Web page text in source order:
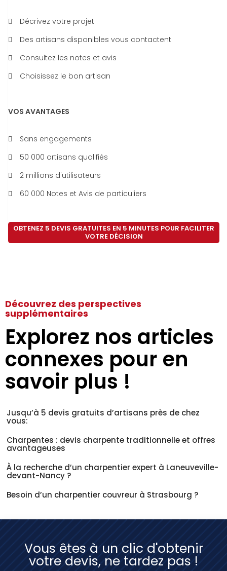
Décrivez votre projet
Des artisans disponibles vous contactent
Consultez les notes et avis
Choisissez le bon artisan
VOS AVANTAGES
Sans engagements
50 000 artisans qualifiés
2 millions d'utilisateurs
60 000 Notes et Avis de particuliers
OBTENEZ 5 DEVIS GRATUITES EN 5 MINUTES POUR FACILITER
VOTRE DÉCISION
Découvrez des perspectives
supplémentaires
Explorez nos articles
connexes pour en
savoir plus !
Jusqu’à 5 devis gratuits d’artisans près de chez
vous:
Charpentes : devis charpente traditionnelle et offres
avantageuses
À la recherche d’un charpentier expert à Laneuveville-
devant-Nancy ?
Besoin d’un charpentier couvreur à Strasbourg ?
Vous êtes à un clic d'obtenir
votre devis, ne tardez pas !